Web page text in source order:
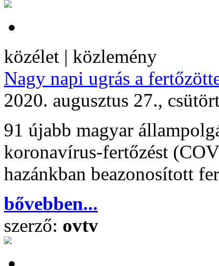
közélet | közlemény
Nagy napi ugrás a
2020. augusztus 27.,
91 újabb magyar
koronavírus-fertőzést
hazánkban beazonosított
bővebben...
szerző: ovtv